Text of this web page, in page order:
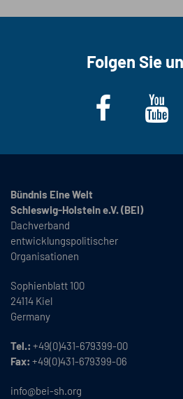
Folgen Sie
Bündnis Eine Welt
Schleswig-Holstein e.V. (BEI)
Dachverband
entwicklungspolitischer
Organisationen
Sophienblatt 100
24114 Kiel
Germany
Tel.: +49(0)431-679399-00
Fax: +49(0)431-679399-06
info@bei-sh.org